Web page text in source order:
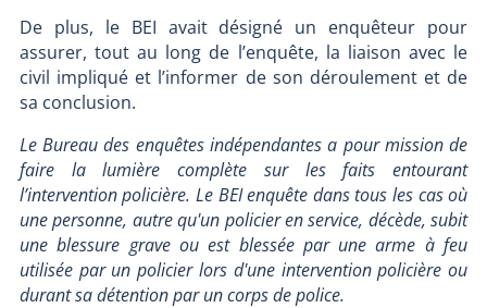
De plus, le BEI avait désigné un enquêteur pour
assurer, tout au long de l’enquête, la liaison avec le
civil impliqué et l’informer de son déroulement et de
sa conclusion.
Le Bureau des enquêtes indépendantes a pour mission de
faire la lumière complète sur les faits entourant
l’intervention policière. Le BEI enquête dans tous les cas où
une personne, autre qu'un policier en service, décède, subit
une blessure grave ou est blessée par une arme à feu
utilisée par un policier lors d'une intervention policière ou
durant sa détention par un corps de police.